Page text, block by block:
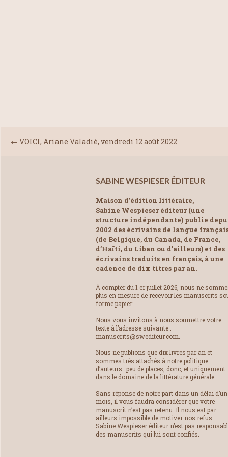
← VOICI, Ariane Valadié, vendredi 12 août 2022
SABINE WESPIESER ÉDITEUR
Maison d’édition littéraire,
Sabine Wespieser éditeur (une
structure indépendante) publie
2002 des écrivains de langue
(de Belgique, du Canada, de France,
d’Haïti, du Liban ou d’ailleurs) et des
écrivains traduits en français, à une
cadence de dix titres par an.
À compter du 1 er juillet 2026, nous ne
plus en mesure de recevoir les manuscrits
forme papier.
Nous vous invitons à nous soumettre votre
texte à l’adresse suivante :
manuscrits@swediteur.com.
Nous ne publions que dix livres par an et
sommes très attachés à notre politique
d’auteurs : peu de places, donc, et uniquement
dans le domaine de la littérature générale.
Sans réponse de notre part dans un délai d’un
mois, il vous faudra considérer que votre
manuscrit n’est pas retenu. Il nous est par
ailleurs impossible de motiver nos refus.
Sabine Wespieser éditeur n’est pas
des manuscrits qui lui sont confiés.